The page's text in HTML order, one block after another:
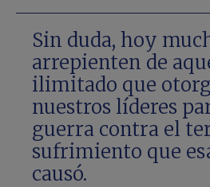
Sin duda, hoy
arrepienten de
ilimitado que
nuestros líderes
guerra contra el
sufrimiento que
causó.